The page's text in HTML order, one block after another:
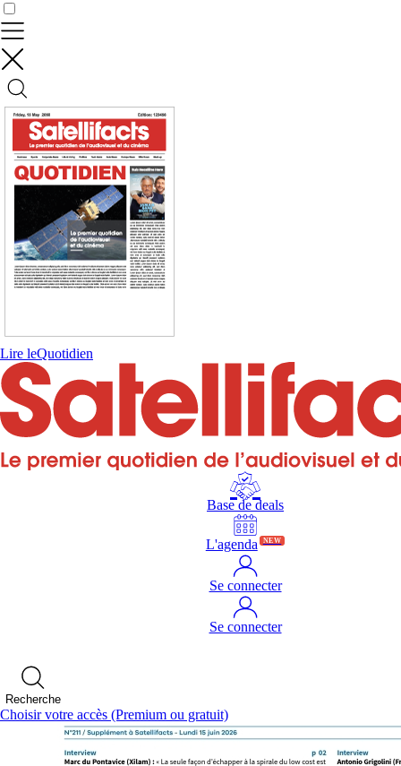
Lire leQuotidien
Base de deals
L'agenda NEW
Se connecter
Se connecter
Recherche
Choisir votre accès (Premium ou gratuit)
Contrôler vos données